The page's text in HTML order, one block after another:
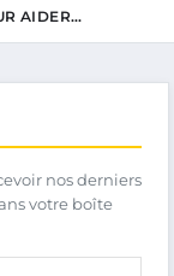
AIDER…
nos derniers
votre boîte